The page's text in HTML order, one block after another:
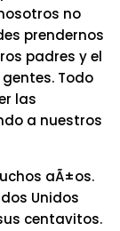
no
prendernos
padres y el
Todo
las
a nuestros
aÃ±os.
Unidos
centavitos.